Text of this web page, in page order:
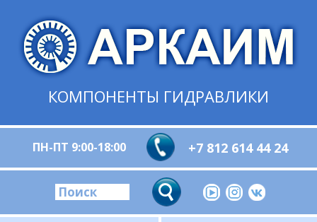
КОМПОНЕНТЫ ГИДРАВЛИКИ
ПН-ПТ 9:00-18:00 +7 812 614 44 24